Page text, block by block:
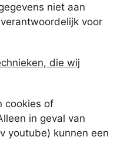
niet aan
voor
die wij
cookies of
in geval van
youtube) kunnen een